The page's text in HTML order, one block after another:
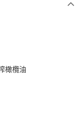
橄欖油